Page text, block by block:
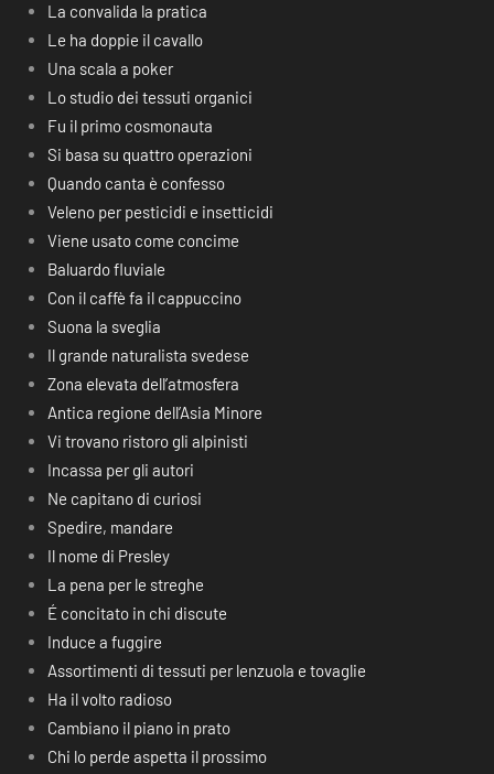
La convalida la pratica
Le ha doppie il cavallo
Una scala a poker
Lo studio dei tessuti organici
Fu il primo cosmonauta
Si basa su quattro operazioni
Quando canta è confesso
Veleno per pesticidi e insetticidi
Viene usato come concime
Baluardo fluviale
Con il caffè fa il cappuccino
Suona la sveglia
Il grande naturalista svedese
Zona elevata dell’atmosfera
Antica regione dell’Asia Minore
Vi trovano ristoro gli alpinisti
Incassa per gli autori
Ne capitano di curiosi
Spedire, mandare
Il nome di Presley
La pena per le streghe
É concitato in chi discute
Induce a fuggire
Assortimenti di tessuti per lenzuola e tovaglie
Ha il volto radioso
Cambiano il piano in prato
Chi lo perde aspetta il prossimo